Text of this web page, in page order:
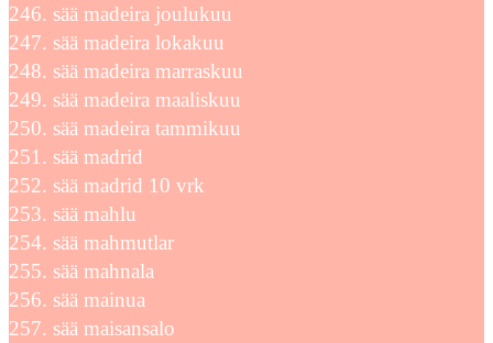
sää madeira joulukuu
sää madeira lokakuu
sää madeira marraskuu
sää madeira maaliskuu
sää madeira tammikuu
sää madrid
sää madrid 10 vrk
sää mahlu
sää mahmutlar
sää mahnala
sää mainua
sää maisansalo